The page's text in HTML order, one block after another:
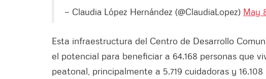
— Claudia López Hernández (@ClaudiaLopez) May
Esta infraestructura del Centro de Desarrollo
el potencial para beneficiar a 64.168 personas que
peatonal, principalmente a 5.719 cuidadoras y